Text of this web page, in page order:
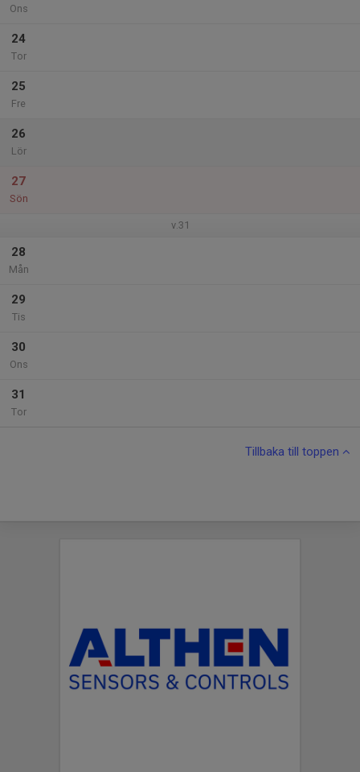
Ons
24
Tor
25
Fre
26
Lör
27
Sön
v.31
28
Mån
29
Tis
30
Ons
31
Tor
Tillbaka till toppen